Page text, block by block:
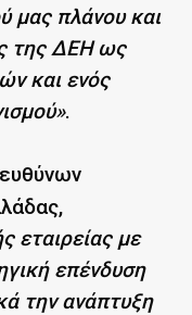
μας πλάνου και
της ΔΕΗ ως
και ενός
.
εταιρείας με
επένδυση
την ανάπτυξη